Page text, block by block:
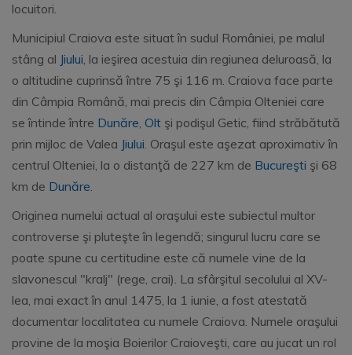
locuitori.
Municipiul Craiova este situat în sudul României, pe malul
stâng al Jiului, la ieşirea acestuia din regiunea deluroasă, la
o altitudine cuprinsă între 75 şi 116 m. Craiova face parte
din Câmpia Română, mai precis din Câmpia Olteniei care
se întinde între Dunăre, Olt şi podişul Getic, fiind străbătută
prin mijloc de Valea Jiului. Oraşul este aşezat aproximativ în
centrul Olteniei, la o distanţă de 227 km de Bucureşti şi 68
km de Dunăre.
Originea numelui actual al oraşului este subiectul multor
controverse şi pluteşte în legendă; singurul lucru care se
poate spune cu certitudine este că numele vine de la
slavonescul "kralj" (rege, crai). La sfârşitul secolului al XV-
lea, mai exact în anul 1475, la 1 iunie, a fost atestată
documentar localitatea cu numele Craiova. Numele oraşului
provine de la moşia Boierilor Craioveşti, care au jucat un rol